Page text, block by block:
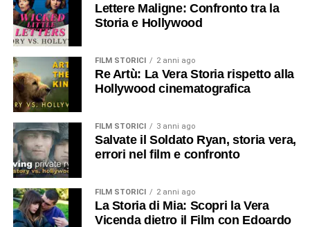
Lettere Maligne: Confronto tra la
Storia e Hollywood
FILM STORICI 2 anni ago
Re Artù: La Vera Storia rispetto alla
Hollywood cinematografica
FILM STORICI 3 anni ago
Salvate il Soldato Ryan, storia vera,
errori nel film e confronto
FILM STORICI 2 anni ago
La Storia di Mia: Scopri la Vera
Vicenda dietro il Film con Edoardo